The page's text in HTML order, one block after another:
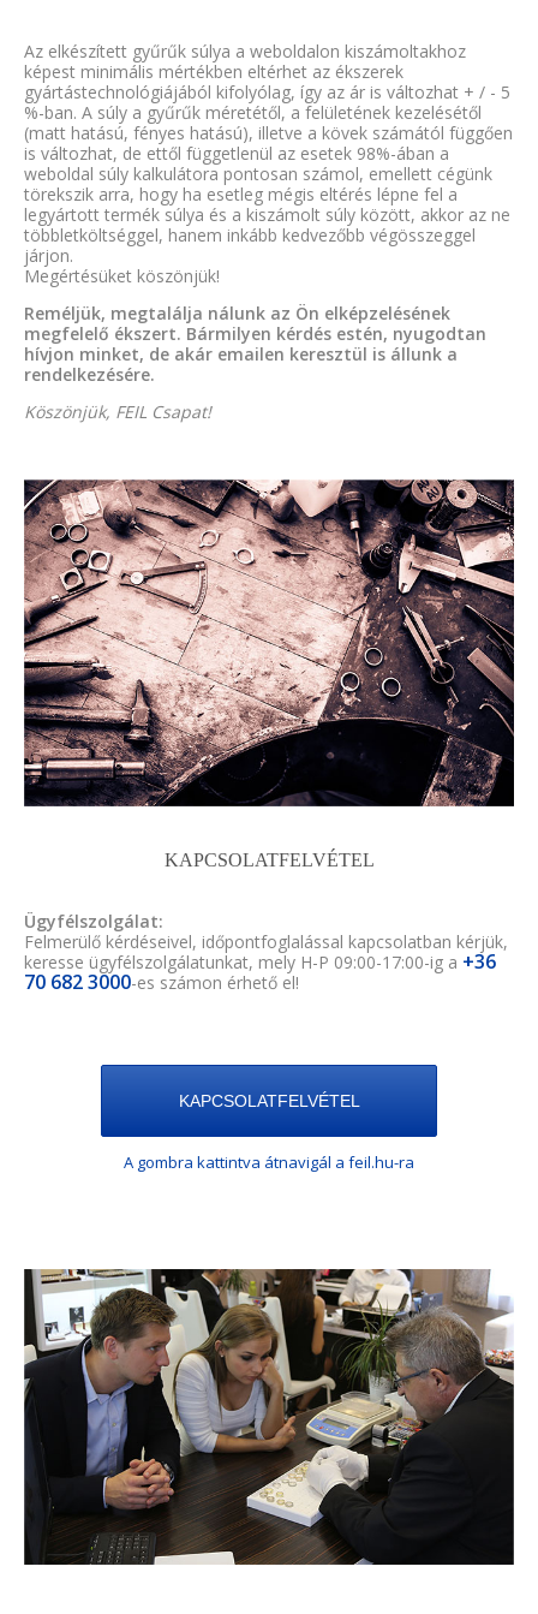
Az elkészített gyűrűk súlya a weboldalon kiszámoltakhoz
képest minimális mértékben eltérhet az ékszerek
gyártástechnológiájából kifolyólag, így az ár is változhat + / - 5
%-ban. A súly a gyűrűk méretétől, a felületének kezelésétől
(matt hatású, fényes hatású), illetve a kövek számától függően
is változhat, de ettől függetlenül az esetek 98%-ában a
weboldal súly kalkulátora pontosan számol, emellett cégünk
törekszik arra, hogy ha esetleg mégis eltérés lépne fel a
legyártott termék súlya és a kiszámolt súly között, akkor az ne
többletköltséggel, hanem inkább kedvezőbb végösszeggel
járjon.
Megértésüket köszönjük!
Reméljük, megtalálja nálunk az Ön elképzelésének
megfelelő ékszert. Bármilyen kérdés estén, nyugodtan
hívjon minket, de akár emailen keresztül is állunk a
rendelkezésére.
Köszönjük, FEIL Csapat!
KAPCSOLATFELVÉTEL
Ügyfélszolgálat:
Felmerülő kérdéseivel, időpontfoglalással kapcsolatban kérjük,
keresse ügyfélszolgálatunkat, mely H-P 09:00-17:00-ig a +36
70 682 3000-es számon érhető el!
KAPCSOLATFELVÉTEL
A gombra kattintva átnavigál a feil.hu-ra